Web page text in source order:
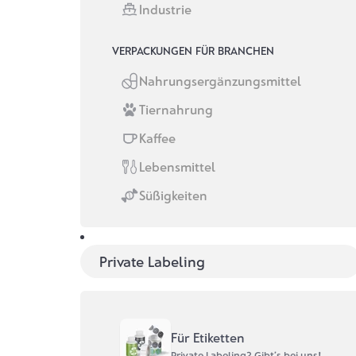
Industrie
VERPACKUNGEN FÜR BRANCHEN
Nahrungsergänzungsmittel
Tiernahrung
Kaffee
Lebensmittel
Süßigkeiten
Private Labeling
Für Etiketten
Gewürze
Chili oder Zimt – unsere
Zutaten, wir den Look.